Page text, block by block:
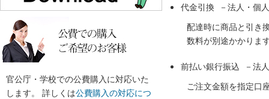
官公庁・学校での公費購入に対応いた
します。 詳しくは公費購入の対応につ
代金引換 －法人・個
配達時に商品と引き
数料が別途かかりま
前払い銀行振込 －法
ご注文金額を指定口